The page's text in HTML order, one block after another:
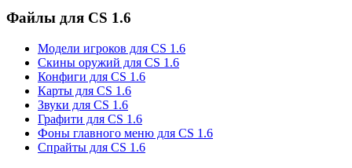
Файлы для CS 1.6
Модели игроков для CS 1.6
Скины оружий для CS 1.6
Конфиги для CS 1.6
Карты для CS 1.6
Звуки для CS 1.6
Графити для CS 1.6
Фоны главного меню для CS 1.6
Спрайты для CS 1.6